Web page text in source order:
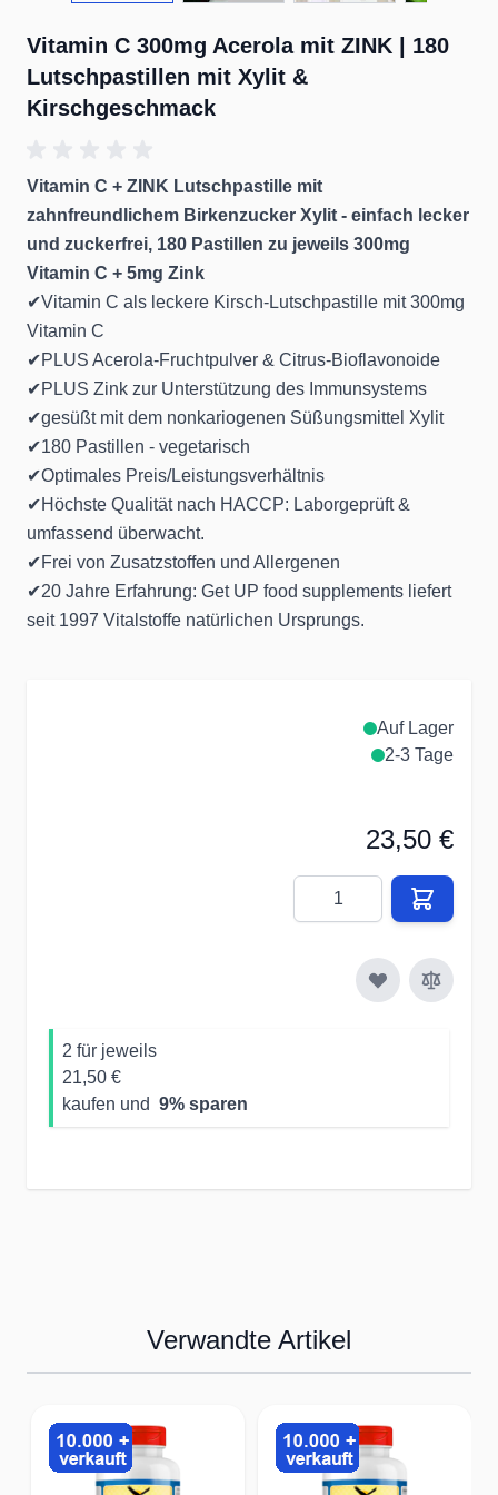
Vitamin C 300mg Acerola mit ZINK | 180
Lutschpastillen mit Xylit &
Kirschgeschmack
Vitamin C + ZINK Lutschpastille mit
zahnfreundlichem Birkenzucker Xylit - einfach lecker
und zuckerfrei, 180 Pastillen zu jeweils 300mg
Vitamin C + 5mg Zink
✔Vitamin C als leckere Kirsch-Lutschpastille mit 300mg
Vitamin C
✔PLUS Acerola-Fruchtpulver & Citrus-Bioflavonoide
✔PLUS Zink zur Unterstützung des Immunsystems
✔gesüßt mit dem nonkariogenen Süßungsmittel Xylit
✔180 Pastillen - vegetarisch
✔Optimales Preis/Leistungsverhältnis
✔Höchste Qualität nach HACCP: Laborgeprüft &
umfassend überwacht.
✔Frei von Zusatzstoffen und Allergenen
✔20 Jahre Erfahrung: Get UP food supplements liefert
seit 1997 Vitalstoffe natürlichen Ursprungs.
Auf Lager
2-3 Tage
23,50 €
Menge
2 für jeweils
21,50 €
kaufen und 9% sparen
Verwandte Artikel